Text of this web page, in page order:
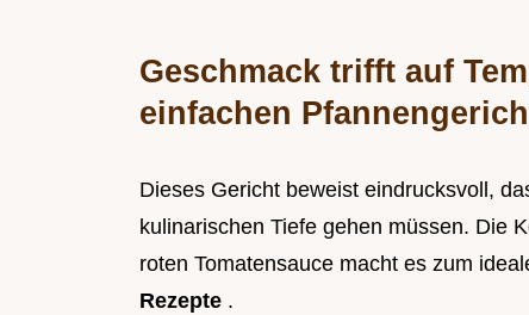
Geschmack trifft auf
einfachen
Dieses Gericht beweist eindrucksvoll,
kulinarischen Tiefe gehen müssen. Die
roten Tomatensauce macht es zum
Rezepte .